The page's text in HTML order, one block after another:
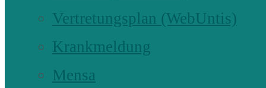
Vertretungsplan (WebUntis)
Krankmeldung
Mensa